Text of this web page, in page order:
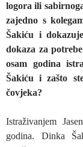
logora ili
zajedno s
Šakiću i
dokaza za
osam godina
Šakiću i zašto
čovjeka?
Istraživanjem
godina. Dinka